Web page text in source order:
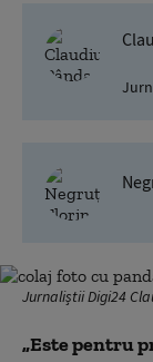
Jurnaliștii Digi24
„Este pentru